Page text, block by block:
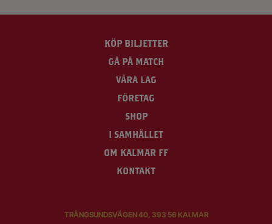
KÖP BILJETTER
GÅ PÅ MATCH
VÅRA LAG
FÖRETAG
SHOP
I SAMHÄLLET
OM KALMAR FF
KONTAKT
TRÅNGSUNDSVÄGEN 40, 393 56 KALMAR